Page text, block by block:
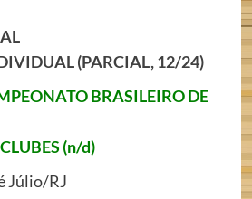
(PARCIAL, 12/24)
BRASILEIRO DE
(n/d)
Júlio/RJ